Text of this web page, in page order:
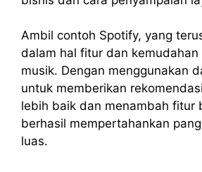
Ambil contoh Spotify, yang
dalam hal fitur dan kemudahan
musik. Dengan menggunakan
untuk memberikan
lebih baik dan menambah fitur
berhasil mempertahankan
luas.